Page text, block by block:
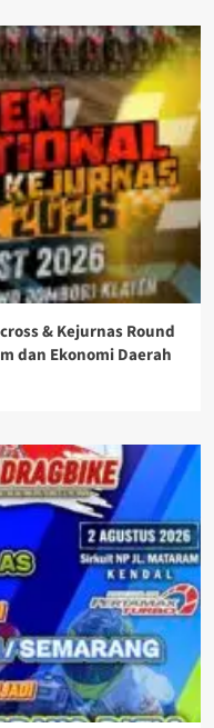
& Kejurnas Round
dan Ekonomi Daerah